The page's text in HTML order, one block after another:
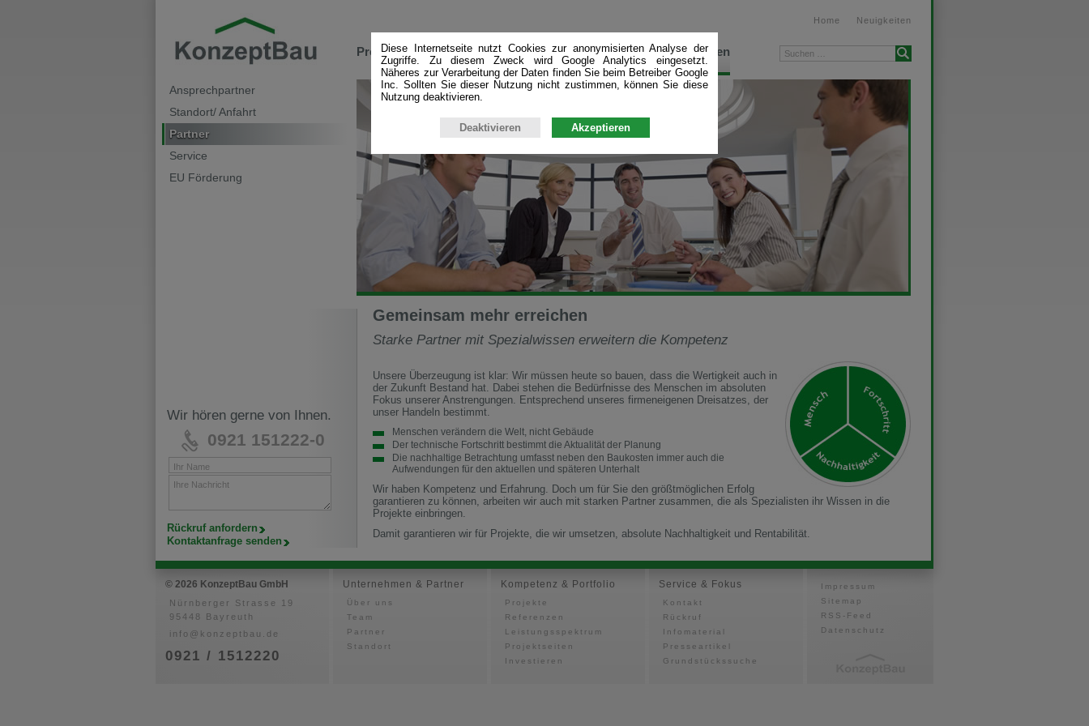
Home Neuigkeiten
Projekte Leistungen Referenzen Unternehmen Suchen …
Ansprechpartner
Standort/ Anfahrt
Partner
Service
EU Förderung
Wir hören gerne von Ihnen.
0921 151222-0
Ihr Name
Ihre Nachricht
Rückruf anfordern
Kontaktanfrage senden
Gemeinsam mehr erreichen
Starke Partner mit Spezialwissen erweitern die Kompetenz
Unsere Überzeugung ist klar: Wir müssen heute so bauen, dass die Wertigkeit auch in
der Zukunft Bestand hat. Dabei stehen die Bedürfnisse des Menschen im absoluten
Fokus unserer Anstrengungen. Entsprechend unseres firmeneigenen Dreisatzes, der
unser Handeln bestimmt.
Menschen verändern die Welt, nicht Gebäude
Der technische Fortschritt bestimmt die Aktualität der Planung
Die nachhaltige Betrachtung umfasst neben den Baukosten immer auch die
Aufwendungen für den aktuellen und späteren Unterhalt
Wir haben Kompetenz und Erfahrung. Doch um für Sie den größtmöglichen Erfolg
garantieren zu können, arbeiten wir auch mit starken Partner zusammen, die als Spezialisten ihr Wissen in die
Projekte einbringen.
Damit garantieren wir für Projekte, die wir umsetzen, absolute Nachhaltigkeit und Rentabilität.
© 2026 KonzeptBau GmbH
Nürnberger Strasse 19
95448 Bayreuth
info@konzeptbau.de
0921 / 1512220
Unternehmen & Partner
Über uns
Team
Partner
Standort
Kompetenz & Portfolio
Projekte
Referenzen
Leistungsspektrum
Projektseiten
Investieren
Service & Fokus
Kontakt
Rückruf
Infomaterial
Presseartikel
Grundstückssuche
Impressum
Sitemap
RSS-Feed
Datenschutz
Diese Internetseite nutzt Cookies zur anonymisierten Analyse der
Zugriffe. Zu diesem Zweck wird Google Analytics eingesetzt.
Näheres zur Verarbeitung der Daten finden Sie beim Betreiber Google
Inc. Sollten Sie dieser Nutzung nicht zustimmen, können Sie diese
Nutzung deaktivieren.
Deaktivieren Akzeptieren